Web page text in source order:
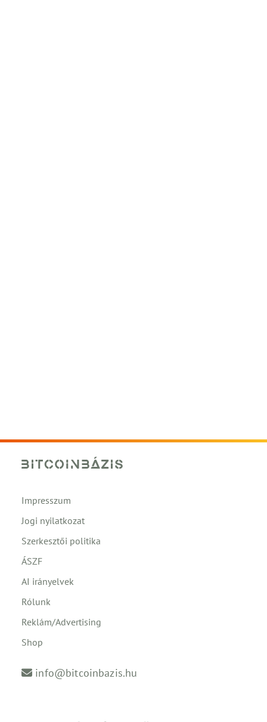
Impresszum
Jogi nyilatkozat
Szerkesztői politika
ÁSZF
AI irányelvek
Rólunk
Reklám/Advertising
Shop
info@bitcoinbazis.hu